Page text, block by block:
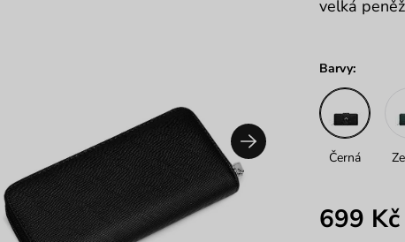
velká
Barvy:
Černá
699 Kč